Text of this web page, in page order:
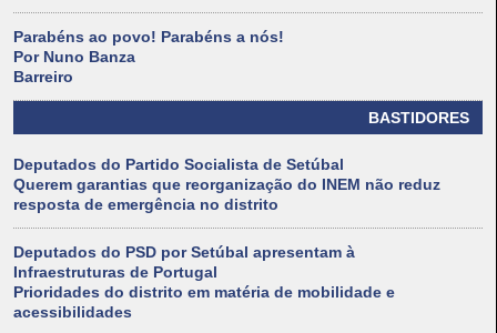
Parabéns ao povo! Parabéns a nós!
Por Nuno Banza
Barreiro
BASTIDORES
Deputados do Partido Socialista de Setúbal
Querem garantias que reorganização do INEM não reduz
resposta de emergência no distrito
Deputados do PSD por Setúbal apresentam à
Infraestruturas de Portugal
Prioridades do distrito em matéria de mobilidade e
acessibilidades